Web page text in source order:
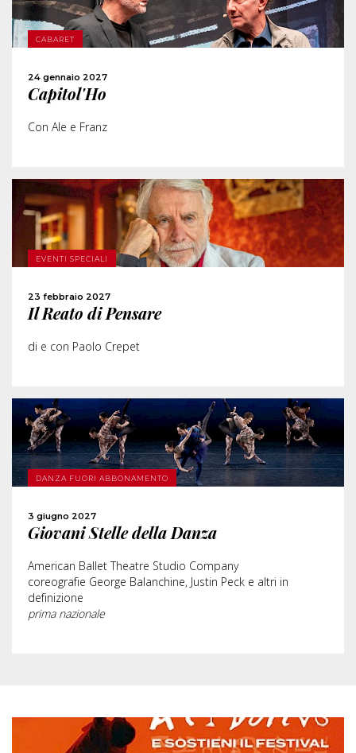
CABARET
24 gennaio 2027
Capitol'Ho
Con Ale e Franz
ACQUISTA
EVENTI SPECIALI
23 febbraio 2027
Il Reato di Pensare
di e con Paolo Crepet
SCOPRI DI PIÙ
ACQUISTA
CONDIVIDI
DANZA FUORI ABBONAMENTO
3 giugno 2027
Giovani Stelle della Danza
American Ballet Theatre Studio Company
coreografie George Balanchine, Justin Peck e altri in
definizione
prima nazionale
SCOPRI DI PIÙ